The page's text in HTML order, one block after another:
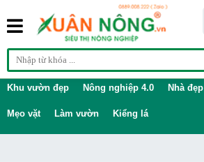
Khu vườn đẹp Nông nghiệp 4.0 Nhà đẹp
Mẹo vặt Làm vườn Kiểng lá